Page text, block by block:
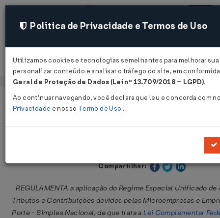
Acessar
Página Inicial Legislações Legislação Estadual - Amazonas
Decreto nº 28.048 de 12/11/2008
Compartilhar:
REGULAMENTA a aplicação do Regime Especial Unificado
Tributos e Contribuições devidos pelas Microempresas e
Porte - Simples Nacional, de que trata aLei Complementar
Política de Privacidade e Termos de Uso
Utilizamos cookies e tecnologias semelhantes para melhorar
personalizar conteúdo e analisar o tráfego do site, em
Geral de Proteção de Dados (Lei nº 13.709/2018 – LGPD).
Ao continuar navegando, você declara que leu e concorda com
Privacidade e nosso Termo de Uso .